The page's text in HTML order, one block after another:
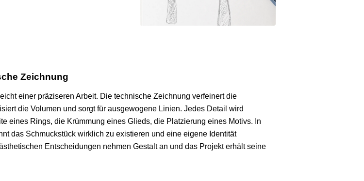
Zeichnung
einer präziseren Arbeit. Die technische Zeichnung verfeinert die
die Volumen und sorgt für ausgewogene Linien. Jedes Detail wird
eines Rings, die Krümmung eines Glieds, die Platzierung eines Motivs. In
das Schmuckstück wirklich zu existieren und eine eigene Identität
Entscheidungen nehmen Gestalt an und das Projekt erhält seine